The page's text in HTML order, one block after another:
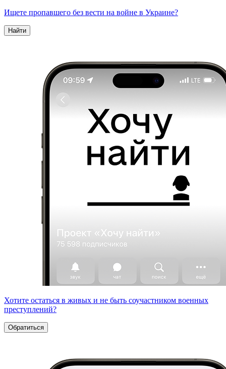
Ищете пропавшего без вести на войне в Украине?
Найти
Хотите остаться в живых и не быть соучастником военных
преступлений?
Обратиться